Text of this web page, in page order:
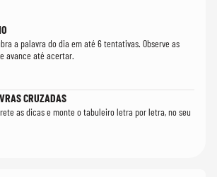
a palavra do dia em até 6 tentativas. Observe as
avance até acertar.
CRUZADAS
as dicas e monte o tabuleiro letra por letra, no seu